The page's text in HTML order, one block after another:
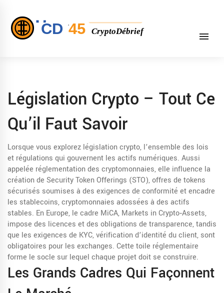
Législation Crypto – Tout Ce
Qu’il Faut Savoir
Lorsque vous explorez législation crypto, l’ensemble des lois
et régulations qui gouvernent les actifs numériques. Aussi
appelée réglementation des cryptomonnaies, elle influence la
création de Security Token Offerings (STO),offres de tokens
sécurisés soumises à des exigences de conformité et encadre
les stablecoins,cryptomonnaies adossées à des actifs
stables. En Europe, le cadre MiCA, Markets in Crypto‑Assets,
impose des licences et des obligations de transparence, tandis
que les exigences de KYC,vérification d’identité du client, sont
obligatoires pour les exchanges. Cette toile réglementaire
forme le socle sur lequel chaque projet doit se construire.
Les Grands Cadres Qui Façonnent